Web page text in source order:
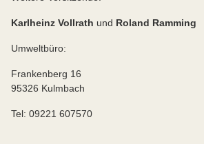
Karlheinz Vollrath und Roland Ramming
Umweltbüro:
Frankenberg 16
95326 Kulmbach
Tel: 09221 607570